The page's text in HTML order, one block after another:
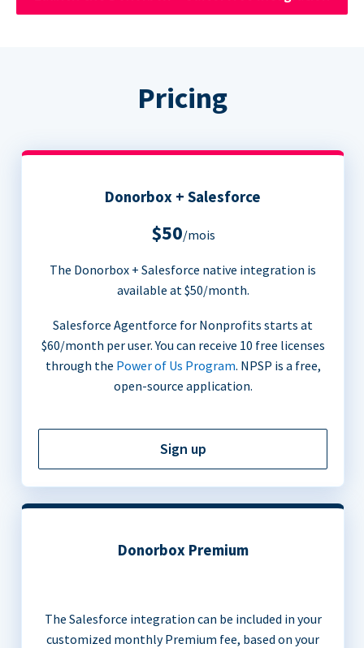
Pricing
Donorbox + Salesforce
$50/mois
The Donorbox + Salesforce native integration is
available at $50/month.
Salesforce Agentforce for Nonprofits starts at
$60/month per user. You can receive 10 free licenses
through the Power of Us Program. NPSP is a free,
open-source application.
Sign up
Donorbox Premium
The Salesforce integration can be included in your
customized monthly Premium fee, based on your